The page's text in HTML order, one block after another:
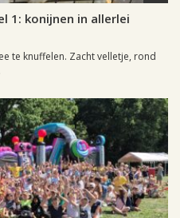
1: konijnen in allerlei
te knuffelen. Zacht velletje, rond